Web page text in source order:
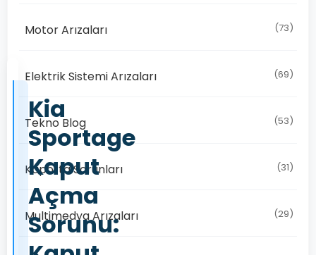
Kia
Sportage
Kaput
Açma
Sorunu:
Motor Arızaları (73)
Elektrik Sistemi Arızaları (69)
Tekno Blog (53)
Kaporta Sorunları (31)
Multimedya Arızaları (29)